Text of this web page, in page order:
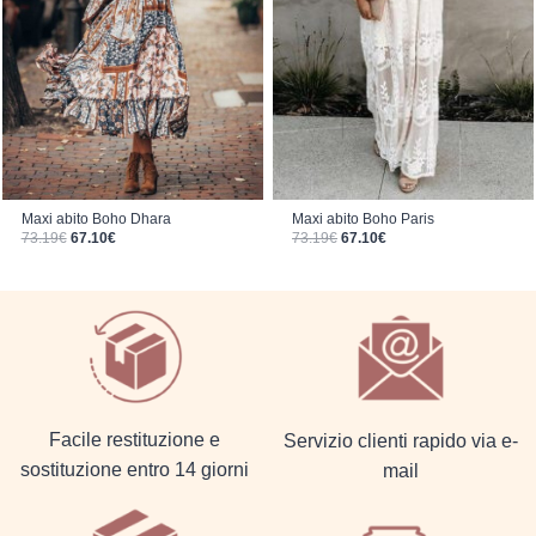
Maxi abito Boho Dhara
73.19€ Il prezzo originale era: 73.19€.
67.10€Il prezzo attuale è: 67.10€.
Maxi abito Boho Paris
73.19€ Il prezzo originale era: 73.19€.
67.10€Il prezzo attuale è: 67.10€.
Facile restituzione e
sostituzione entro 14 giorni
Servizio clienti rapido via e-
mail